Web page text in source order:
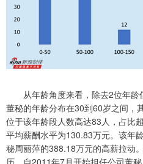
从年龄角度来看，除去2位年龄
董秘的年龄分布在30到60岁之间，
位于该年龄段人数高达83人，占比
平均薪酬水平为130.83万元。该年
秘周丽萍的388.18万元的高薪拉动
历，自2011年7月开始担任公司董秘